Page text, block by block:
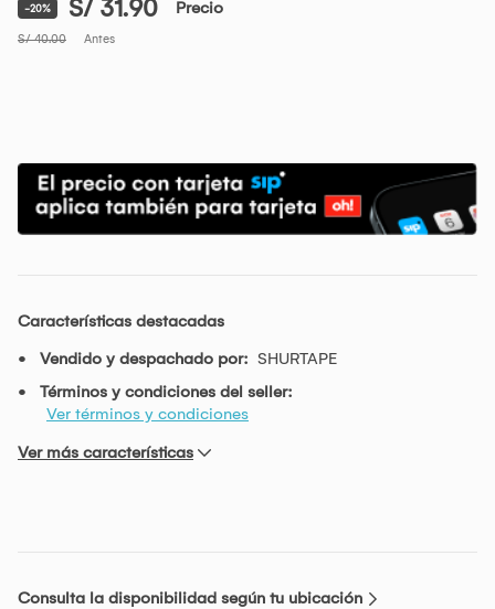
-20% S/ 31.90 Precio
S/ 40.00 Antes
Características destacadas
Vendido y despachado por: SHURTAPE
Términos y condiciones del seller:
Ver términos y condiciones
Ver más características
Consulta la disponibilidad según tu ubicación